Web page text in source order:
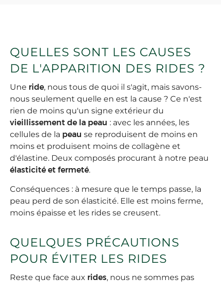
QUELLES SONT LES CAUSES
DE L'APPARITION DES RIDES ?
Une ride, nous tous de quoi il s'agit, mais savons-
nous seulement quelle en est la cause ? Ce n'est
rien de moins qu'un signe extérieur du
vieillissement de la peau : avec les années, les
cellules de la peau se reproduisent de moins en
moins et produisent moins de collagène et
d'élastine. Deux composés procurant à notre peau
élasticité et fermeté.
Conséquences : à mesure que le temps passe, la
peau perd de son élasticité. Elle est moins ferme,
moins épaisse et les rides se creusent.
QUELQUES PRÉCAUTIONS
POUR ÉVITER LES RIDES
Reste que face aux rides, nous ne sommes pas